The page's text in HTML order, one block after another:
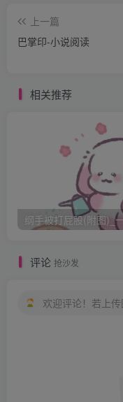
休——小柔和约里早已
打，并不出镜，是以台
绝于耳。
{此时小柔被缚于刑架
所有剧务的目光一时
小柔的幼小的心理，
时占据了她整个心灵
横贯两臀，迅速嵌入
小柔此前早已屏住呼
下，小柔虽感很是疼
细腻柔滑程度远胜；
SM女心中大爽，观
上一篇
巴掌印-小说阅读
相关推荐
纲手被打屁股(附图)_
评论 抢沙发